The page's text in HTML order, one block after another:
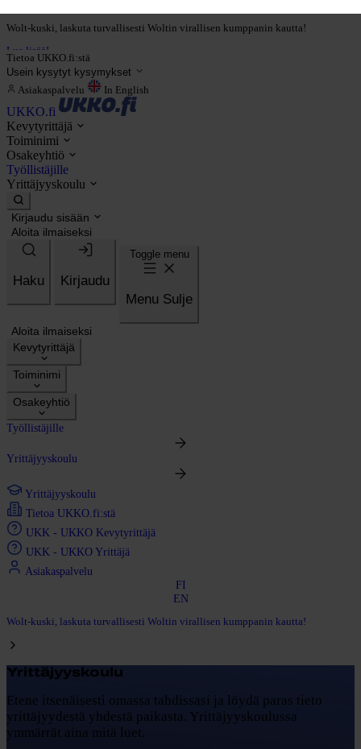
Tietoa UKKO.fi:stä
Usein kysytyt kysymykset
Asiakaspalvelu In English
UKKO.fi
Kevytyrittäjä
Toiminimi
Osakeyhtiö
Työllistäjille
Yrittäjyyskoulu
Kirjaudu sisään
Aloita ilmaiseksi
Haku Kirjaudu
Toggle menu
Menu Sulje
Aloita ilmaiseksi
Kevytyrittäjä
Toiminimi
Osakeyhtiö
Työllistäjille
Yrittäjyyskoulu
Yrittäjyyskoulu
Tietoa UKKO.fi:stä
UKK - UKKO Kevytyrittäjä
UKK - UKKO Yrittäjä
Asiakaspalvelu
FI
EN
Wolt-kuski, laskuta turvallisesti Woltin virallisen kumppanin kautta!
Yrittäjyyskoulu
Etene itsenäisesti omassa tahdissasi ja löydä paras tieto
yrittäjyydestä yhdestä paikasta. Yrittäjyyskoulussa
ymmärrät aina mitä luet.